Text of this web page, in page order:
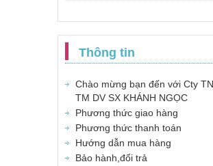
Thông tin
Chào mừng bạn đến với Cty
TM DV SX KHÁNH NGỌC
Phương thức giao hàng
Phương thức thanh toán
Hướng dẫn mua hàng
Bảo hành,đổi trả